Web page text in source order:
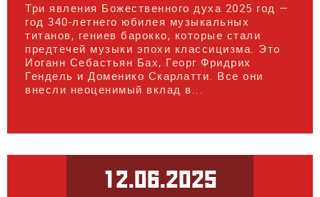
Три явления Божественного духа 2025 год —
год 340-летнего юбилея музыкальных
титанов, гениев барокко, которые стали
предтечей музыки эпохи классицизма. Это
Иоганн Себастьян Бах, Георг Фридрих
Гендель и Доменико Скарлатти. Все они
внесли неоценимый вклад в...
12.06.2025